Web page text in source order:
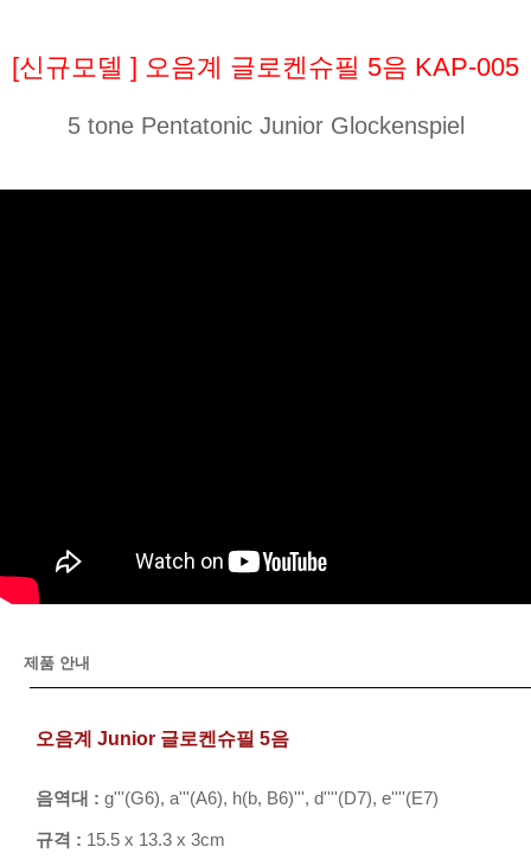
[신규모델 ] 오음계 글로켄슈필 5음 KAP-005
5 tone Pentatonic Junior Glockenspiel
제품 안내
오음계 Junior 글로켄슈필 5음
음역대 : g'''(G6), a'''(A6), h(b, B6)''', d''''(D7), e''''(E7)
규격 : 15.5 x 13.3 x 3cm